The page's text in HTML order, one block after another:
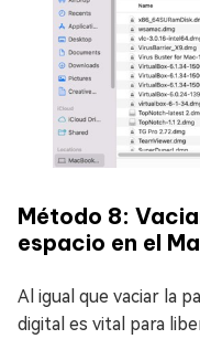
Método 8:
espacio en el
Al igual que vaciar la
digital es vital para